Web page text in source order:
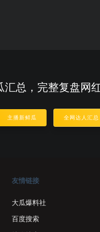
汇总，完整复盘网
主播新鲜瓜 全网达人汇总
友情链接
大瓜爆料社
百度搜索